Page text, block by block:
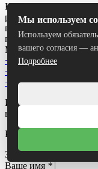
Номер и адрес
рассматривать
предусмотренных
потребителей: +375
Минская область,
+375 (29) 687-27-93
+375 (44) 774 32 03
+375 (29) 151 40 24
Использование
владельца.
Разработка сайта
Заказать звонок
Ваше имя *
Мы используем
Используем
вашего согласия —
Подробнее